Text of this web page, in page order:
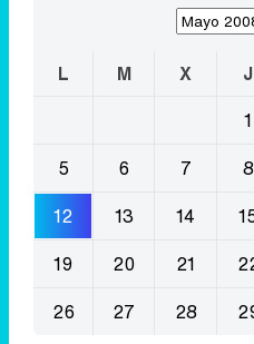
L M X J
1
5
6 7 8
12
13 14
19
20 21
26
27 28